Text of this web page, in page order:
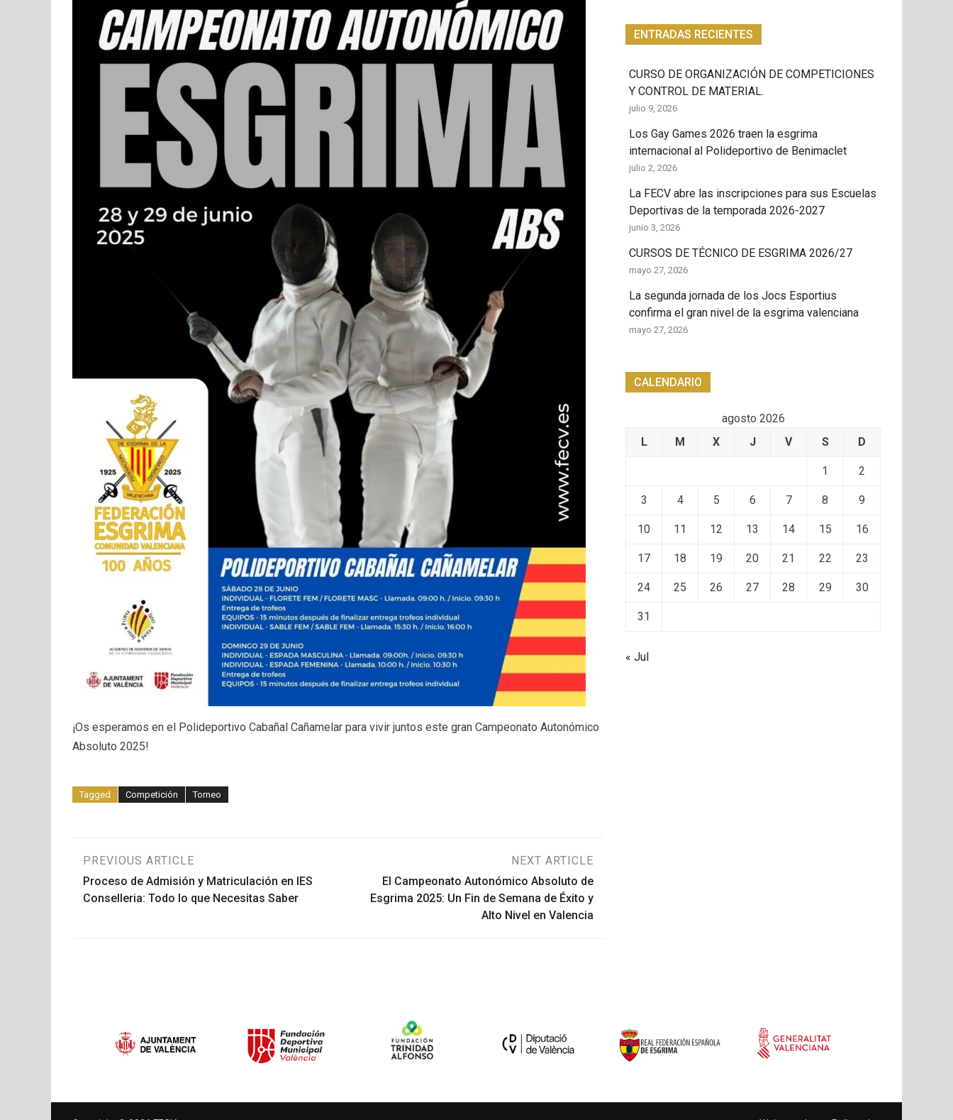
¡Os esperamos en el Polideportivo Cabañal Cañamelar para vivir juntos este gran Campeonato Autonómico
Absoluto 2025!
Tagged Competición Torneo
Navegación
de
PREVIOUS ARTICLE
Proceso de Admisión y Matriculación en IES
Conselleria: Todo lo que Necesitas Saber
NEXT ARTICLE
El Campeonato Autonómico Absoluto de
Esgrima 2025: Un Fin de Semana de Éxito y
Alto Nivel en Valencia
ENTRADAS RECIENTES
CURSO DE ORGANIZACIÓN DE COMPETICIONES
Y CONTROL DE MATERIAL.
julio 9, 2026
Los Gay Games 2026 traen la esgrima
internacional al Polideportivo de Benimaclet
julio 2, 2026
La FECV abre las inscripciones para sus Escuelas
Deportivas de la temporada 2026-2027
junio 3, 2026
CURSOS DE TÉCNICO DE ESGRIMA 2026/27
mayo 27, 2026
La segunda jornada de los Jocs Esportius
confirma el gran nivel de la esgrima valenciana
mayo 27, 2026
CALENDARIO
agosto 2026
L
M X J V S D
1 2
3 4 5 6 7 8 9
10 11 12 13 14 15 16
17 18 19 20 21 22 23
24 25 26 27 28 29 30
31
« Jul